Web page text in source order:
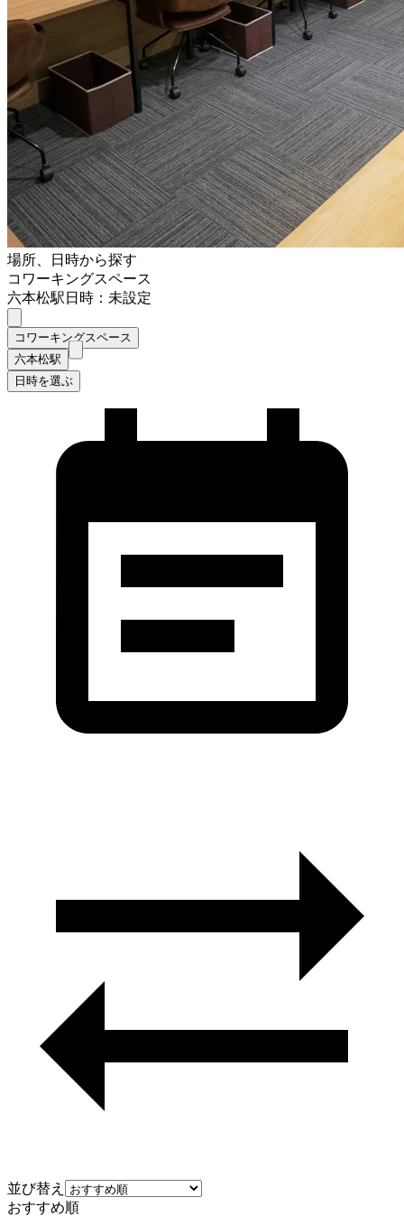
場所、日時から探す
コワーキングスペース
六本松駅日時：未設定
コワーキングスペース
六本松駅
日時を選ぶ
並び替え
おすすめ順